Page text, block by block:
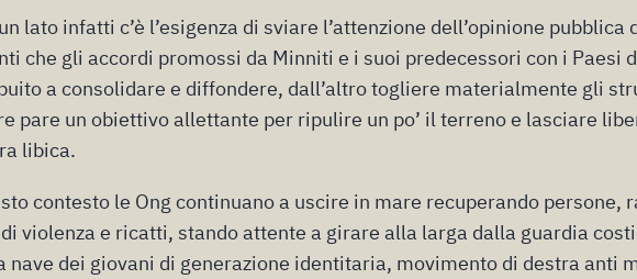
lato infatti c’è l’esigenza di sviare l’attenzione dell’opinione
che gli accordi promossi da Minniti e i suoi predecessori con i Paesi
a consolidare e diffondere, dall’altro togliere materialmente gli
pare un obiettivo allettante per ripulire un po’ il terreno e lasciare
libica.
contesto le Ong continuano a uscire in mare recuperando persone,
violenza e ricatti, stando attente a girare alla larga dalla guardia
nave dei giovani di generazione identitaria, movimento di destra anti